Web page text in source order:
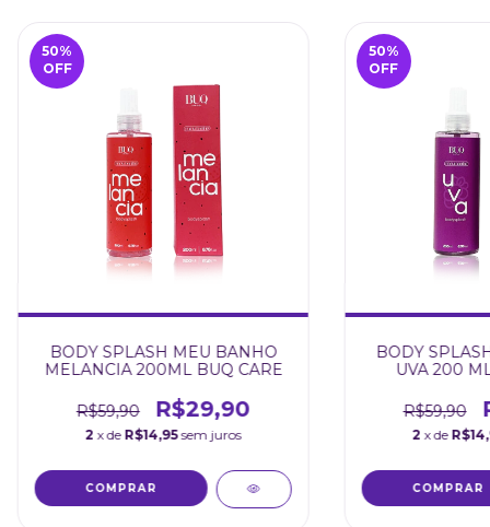
50%
OFF
BODY SPLASH MEU BANHO
MELANCIA 200ML BUQ CARE
R$59,90 R$29,90
2 x de R$14,95 sem juros
50%
OFF
BODY
UVA 200
R$59,90
2 x de